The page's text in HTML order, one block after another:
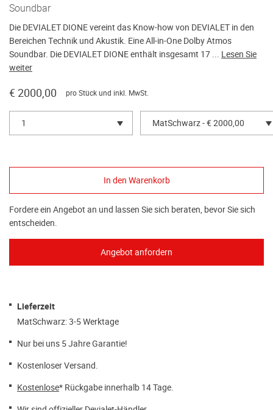
Soundbar
Die DEVIALET DIONE vereint das Know-how von DEVIALET in den
Bereichen Technik und Akustik. Eine All-in-One Dolby Atmos
Soundbar. Die DEVIALET DIONE enthält insgesamt 17 ... Lesen Sie
weiter
€ 2000,00 pro Stück und inkl. MwSt.
1 MatSchwarz - € 2000,00
Fordere ein Angebot an und lassen Sie sich beraten, bevor Sie sich
entscheiden.
Lieferzeit
MatSchwarz: 3-5 Werktage
Nur bei uns 5 Jahre Garantie!
Kostenloser Versand.
Kostenlose* Rückgabe innerhalb 14 Tage.